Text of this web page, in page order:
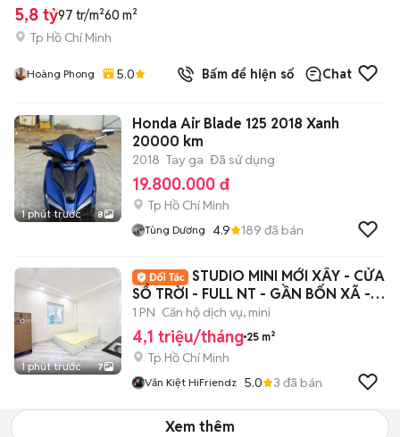
5,8 tỷ97 tr/m²60 m²
Tp Hồ Chí Minh
Hoàng Phong 5.0 Bấm để hiện số Chat
1 phút trước 8
Honda Air Blade 125 2018 Xanh
20000 km
2018 Tay ga Đã sử dụng
19.800.000 đ
Tp Hồ Chí Minh
Tùng Dương 4.9 189 đã bán
1 phút trước 7
STUDIO MINI MỚI XÂY - CỬA
SỔ TRỜI - FULL NT - GẦN BỐN XÃ - Ở
NGAY ĐƯỢC
1 PN Căn hộ dịch vụ, mini
4,1 triệu/tháng 25 m²
Tp Hồ Chí Minh
Văn Kiệt HiFriendz 5.0 3 đã bán
Xem thêm